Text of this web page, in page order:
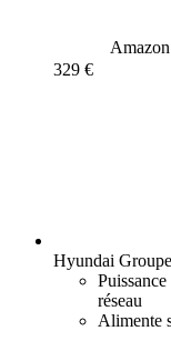
Amazon
329 €
Hyundai
réseau
Alimente